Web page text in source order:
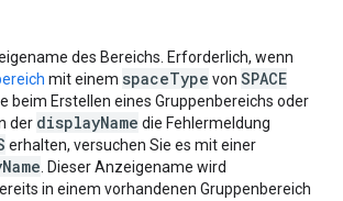
des Bereichs. Erforderlich, wenn
mit einem spaceType von SPACE
beim Erstellen eines Gruppenbereichs oder
der displayName die Fehlermeldung
erhalten, versuchen Sie es mit einer
. Dieser Anzeigename wird
in einem vorhandenen Gruppenbereich